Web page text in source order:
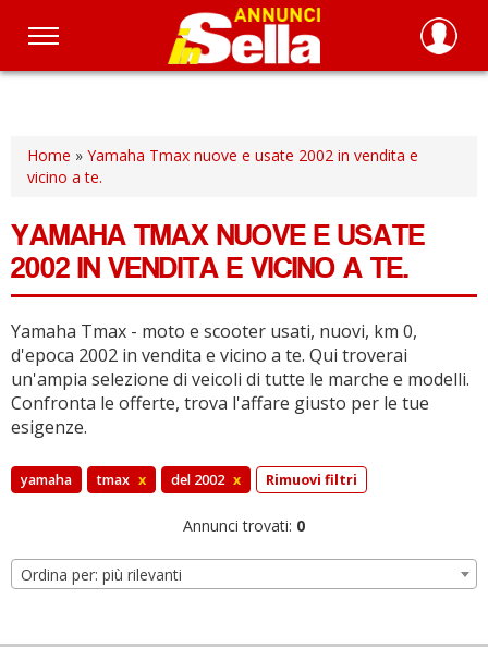
Salta
principale
Home » Yamaha Tmax nuove e usate 2002 in vendita e
vicino a te.
YAMAHA TMAX NUOVE E USATE
2002 IN VENDITA E VICINO A TE.
Yamaha Tmax - moto e scooter usati, nuovi, km 0,
d'epoca 2002 in vendita e vicino a te. Qui troverai
un'ampia selezione di veicoli di tutte le marche e modelli.
Confronta le offerte, trova l'affare giusto per le tue
esigenze.
yamaha tmax x del 2002 x Rimuovi filtri
Annunci trovati: 0
Ordina per: più rilevanti